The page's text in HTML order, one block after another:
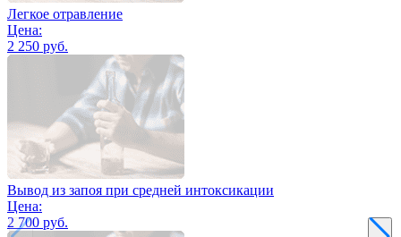
Легкое отравление
Цена:
2 250 руб.
Вывод из запоя при средней интоксикации
Цена:
2 700 руб.